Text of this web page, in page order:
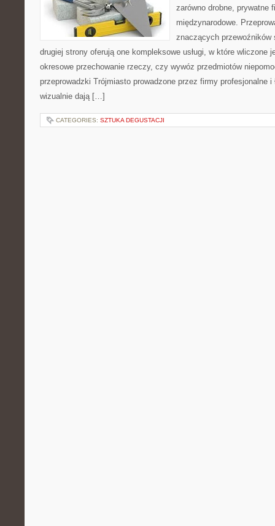
zarówno drobne, prywatne
międzynarodowe.
znaczących przewoźników
drugiej strony oferują one kompleksowe usługi, w które wliczone
okresowe przechowanie rzeczy, czy wywóz przedmiotów
przeprowadzki Trójmiasto prowadzone przez firmy profesjonalne i
wizualnie dają […]
CATEGORIES: SZTUKA DEGUSTACJI